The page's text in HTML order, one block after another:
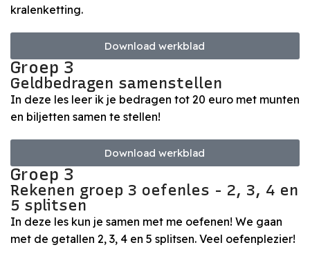
kralenketting.
Download werkblad
Groep 3
Geldbedragen samenstellen
In deze les leer ik je bedragen tot 20 euro met munten
en biljetten samen te stellen!
Download werkblad
Groep 3
Rekenen groep 3 oefenles - 2, 3, 4 en
5 splitsen
In deze les kun je samen met me oefenen! We gaan
met de getallen 2, 3, 4 en 5 splitsen. Veel oefenplezier!